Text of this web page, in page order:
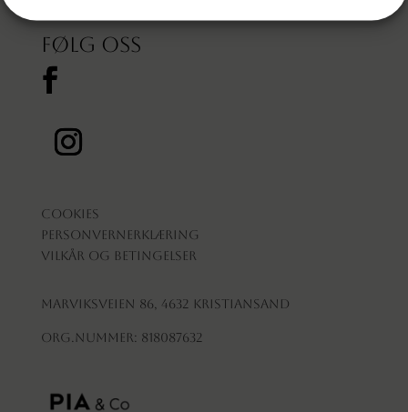
Følg oss
Cookies
Personvernerklæring
Vilkår og betingelser
Marviksveien 86, 4632 Kristiansand
Org.nummer: 818087632